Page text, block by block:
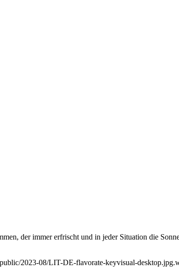
der immer erfrischt und in jeder Situation die